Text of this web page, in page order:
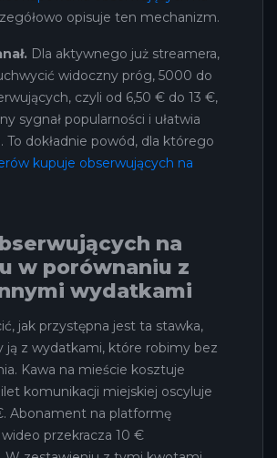
opisuje ten mechanizm.
Dla aktywnego już streamera,
widoczny próg, 5000 do
czyli od 6,50 € do 13 €,
sygnał popularności i ułatwia
To dokładnie powód, dla którego
kupuje obserwujących na
na
w porównaniu z
wydatkami
jak przystępna jest ta stawka,
ją z wydatkami, które robimy bez
Kawa na mieście kosztuje
komunikacji miejskiej oscyluje
Abonament na platformę
przekracza 10 €